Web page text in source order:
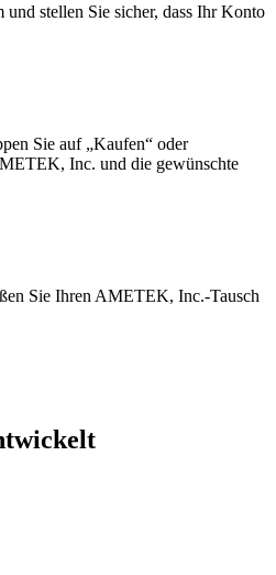
stellen Sie sicher, dass Ihr Konto
Sie auf „Kaufen“ oder
Inc. und die gewünschte
Sie Ihren AMETEK, Inc.-Tausch